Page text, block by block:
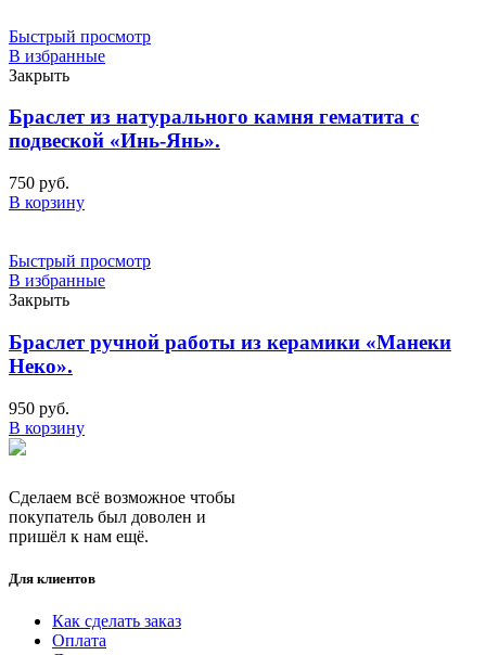
Быстрый просмотр
В избранные
Закрыть
Браслет из натурального камня гематита с
подвеской «Инь-Янь».
750 руб.
В корзину
Быстрый просмотр
В избранные
Закрыть
Браслет ручной работы из керамики «Манеки
Неко».
950 руб.
В корзину
Сделаем всё возможное чтобы
покупатель был доволен и
пришёл к нам ещё.
Для клиентов
Как сделать заказ
Оплата